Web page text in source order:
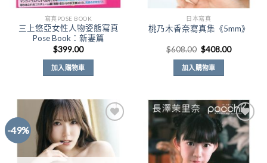
寫真POSE BOOK
三上悠亞女性人物姿態寫真
Pose Book：新妻篇
$399.00
加入購物車
日本寫真
桃乃木香奈寫真集《5mm》
$608.00 原
始
價
格：
$408.00目
加入購物車
-49%
Wishlist
Add to
Wishlist